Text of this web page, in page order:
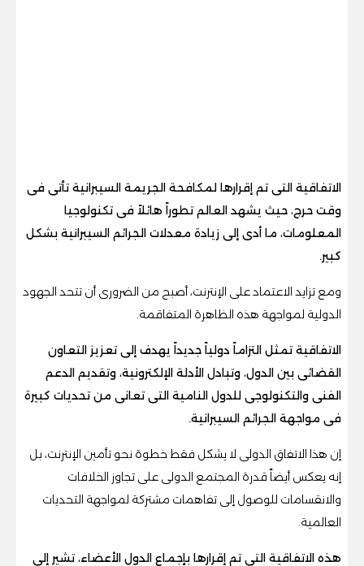
الاتفاقية التى تم إقرارها لمكافحة الجريمة السيبرانية تأتى فى
وقت حرج، حيث يشهد العالم تطوراً هائلاً فى تكنولوجيا
المعلومات، ما أدى إلى زيادة معدلات الجرائم السيبرانية بشكل
كبير.
ومع تزايد الاعتماد على الإنترنت، أصبح من الضرورى أن تتحد الجهود
الدولية لمواجهة هذه الظاهرة المتفاقمة.
الاتفاقية تمثل التزاماً دولياً جديداً يهدف إلى تعزيز التعاون
القضائى بين الدول، وتبادل الأدلة الإلكترونية، وتقديم الدعم
الفنى والتكنولوجى للدول النامية التى تعانى من تحديات كبيرة
فى مواجهة الجرائم السيبرانية.
إن هذا الاتفاق الدولى لا يشكل فقط خطوة نحو تأمين الإنترنت، بل
إنه يعكس أيضاً قدرة المجتمع الدولى على تجاوز الخلافات
والانقسامات للوصول إلى تفاهمات مشتركة لمواجهة التحديات
العالمية.
هذه الاتفاقية التى تم إقرارها بإجماع الدول الأعضاء، تشير إلى